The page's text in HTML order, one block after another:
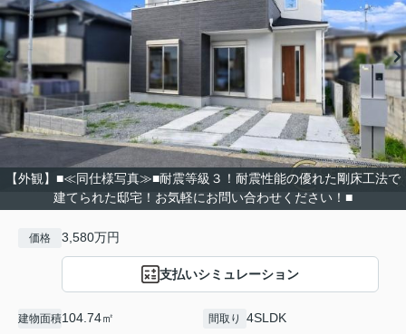
【外観】■≪同仕様写真≫■耐震等級３！耐震性能の優れた剛床工法で
建てられた邸宅！お気軽にお問い合わせください！■
価格 3,580万円
支払いシミュレーション
建物面積104.74㎡ 間取り 4SLDK